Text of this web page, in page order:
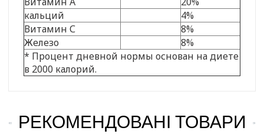
кальций
4%
Витамин С
8%
Железо
8%
* Процент дневной нормы основан на диете
в 2000 калорий.
РЕКОМЕНДОВАНІ ТОВАРИ